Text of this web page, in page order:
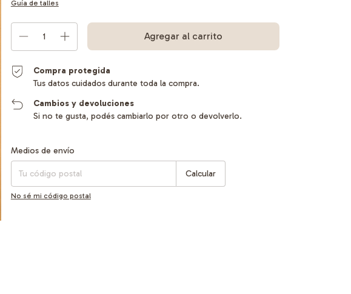
Guía de talles
Compra protegida
Tus datos cuidados durante toda la compra.
Cambios y devoluciones
Si no te gusta, podés cambiarlo por otro o devolverlo.
Entregas para el CP:
Medios de envío
Calcular
No sé mi código postal